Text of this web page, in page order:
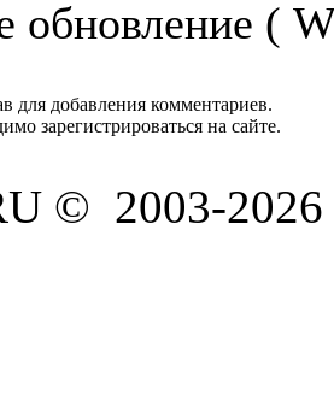
обновление (
для добавления комментариев.
зарегистрироваться на сайте.
© 2003-2026